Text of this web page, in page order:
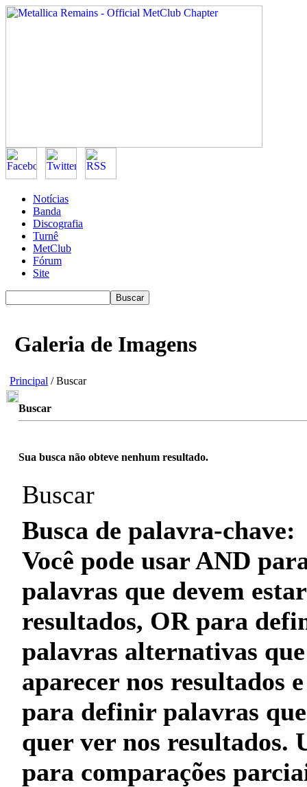
Notícias
Banda
Discografia
Turnê
MetClub
Fórum
Site
Galeria de Imagens
Principal / Buscar
Buscar
Sua busca não obteve nenhum resultado.
Buscar
Busca de palavra-chave:
Você pode usarAND
palavras que devem
resultados, ORpara
palavras alternativas
aparecer nos resultados
para definir palavras
quer ver nos resultados.
para comparações